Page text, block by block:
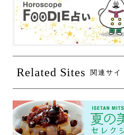
Related Sites 関連サイ